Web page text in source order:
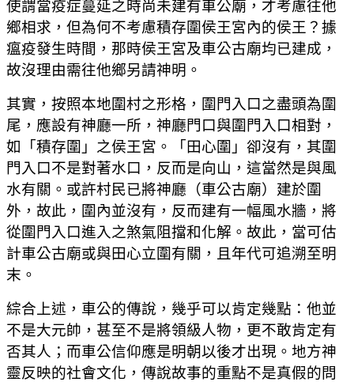
使謂當疫症蔓延之時尚未建有車公廟，才考慮往他
鄉相求，但為何不考慮積存圍侯王宮內的侯王？據
瘟疫發生時間，那時侯王宮及車公古廟均已建成，
故沒理由需往他鄉另請神明。
其實，按照本地圍村之形格，圍門入口之盡頭為圍
尾，應設有神廳一所，神廳門口與圍門入口相對，
如「積存圍」之侯王宮。「田心圍」卻沒有，其圍
門入口不是對著水口，反而是向山，這當然是與風
水有關。或許村民已將神廳（車公古廟）建於圍
外，故此，圍內並沒有，反而建有一幅風水牆，將
從圍門入口進入之煞氣阻擋和化解。故此，當可估
計車公古廟或與田心立圍有關，且年代可追溯至明
末。
綜合上述，車公的傳說，幾乎可以肯定幾點：他並
不是大元帥，甚至不是將領級人物，更不敢肯定有
否其人；而車公信仰應是明朝以後才出現。地方神
靈反映的社會文化，傳說故事的重點不是真假的問